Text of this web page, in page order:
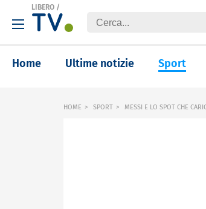
LIBERO /
Home Ultime notizie Sport
HOME SPORT MESSI E LO SPOT CHE